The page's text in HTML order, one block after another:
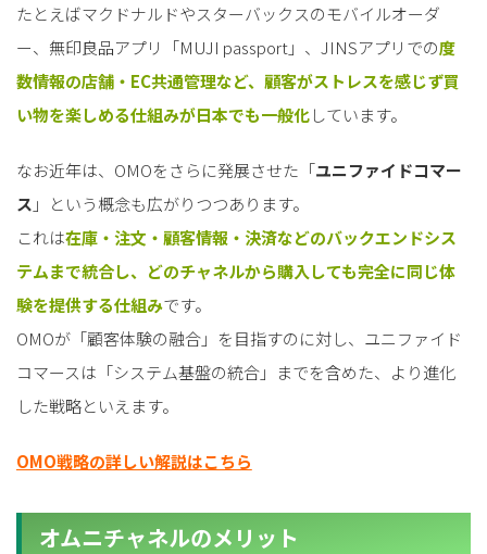
たとえばマクドナルドやスターバックスのモバイルオーダ
ー、無印良品アプリ「MUJI passport」、JINSアプリでの度
数情報の店舗・EC共通管理など、顧客がストレスを感じず買
い物を楽しめる仕組みが日本でも一般化しています。
なお近年は、OMOをさらに発展させた「ユニファイドコマー
ス 」という概念も広がりつつあります。
これは在庫・注文・顧客情報・決済などのバックエンドシス
テムまで統合し、どのチャネルから購入しても完全に同じ体
験を提供する仕組みです。
OMOが「顧客体験の融合」を目指すのに対し、ユニファイド
コマースは「システム基盤の統合」までを含めた、より進化
した戦略といえます。
OMO戦略の詳しい解説はこちら
オムニチャネルのメリット